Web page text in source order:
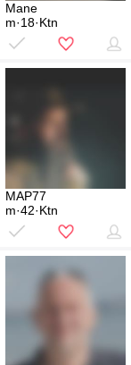
Mane
m·18·Ktn
MAP77
m·42·Ktn